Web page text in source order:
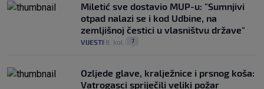
Miletić sve dostavio MUP-u: "Sumnjivi
otpad nalazi se i kod Udbine, na
zemljišnoj čestici u vlasništvu države"
VIJESTI 8. kol. 7
Ozljede glave, kralježnice i prsnog koša:
Vatrogasci spriječili veliki požar